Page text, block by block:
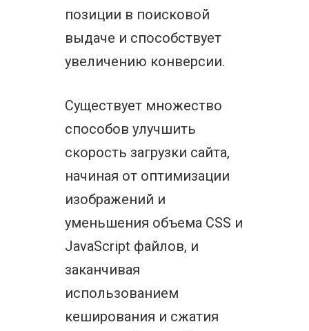
позиции в поисковой
выдаче и способствует
увеличению конверсии.
Существует множество
способов улучшить
скорость загрузки сайта,
начиная от оптимизации
изображений и
уменьшения объема CSS и
JavaScript файлов, и
заканчивая
использованием
кеширования и сжатия